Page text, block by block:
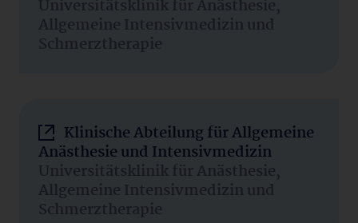
Universitätsklinik für Anästhesie,
Allgemeine Intensivmedizin und
Schmerztherapie
Klinische Abteilung für Allgemeine
Anästhesie und Intensivmedizin
Universitätsklinik für Anästhesie,
Allgemeine Intensivmedizin und
Schmerztherapie